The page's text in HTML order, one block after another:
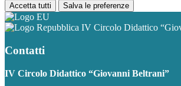
Accetta tutti Salva le preferenze
IV Circolo Didattico
Contatti
IV Circolo Didattico “Giovanni Beltrani”